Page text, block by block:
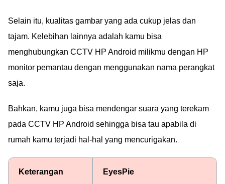
Selain itu, kualitas gambar yang ada cukup jelas dan
tajam. Kelebihan lainnya adalah kamu bisa
menghubungkan CCTV HP Android milikmu dengan HP
monitor pemantau dengan menggunakan nama perangkat
saja.
Bahkan, kamu juga bisa mendengar suara yang terekam
pada CCTV HP Android sehingga bisa tau apabila di
rumah kamu terjadi hal-hal yang mencurigakan.
Keterangan EyesPie